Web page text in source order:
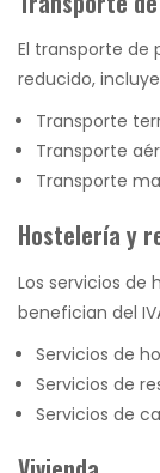
El transporte de
reducido,
Transporte
Transporte
Transporte
Hostelería y
Los servicios de
benefician del
Servicios de
Servicios de
Servicios de